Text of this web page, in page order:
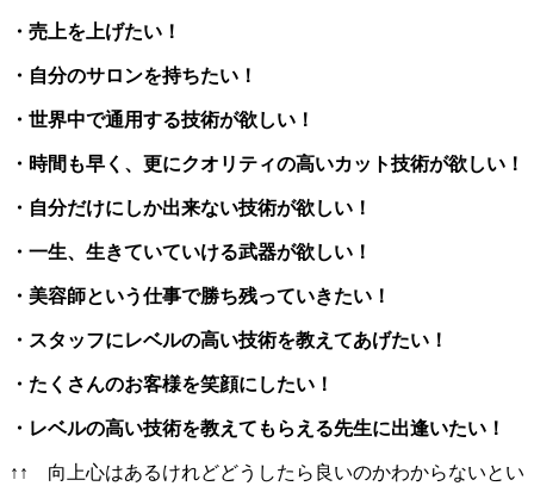
・売上を上げたい！
・自分のサロンを持ちたい！
・世界中で通用する技術が欲しい！
・時間も早く、更にクオリティの高いカット技術が欲しい！
・自分だけにしか出来ない技術が欲しい！
・一生、生きていていける武器が欲しい！
・美容師という仕事で勝ち残っていきたい！
・スタッフにレベルの高い技術を教えてあげたい！
・たくさんのお客様を笑顔にしたい！
・レベルの高い技術を教えてもらえる先生に出逢いたい！
↑↑ 向上心はあるけれどどうしたら良いのかわからないとい